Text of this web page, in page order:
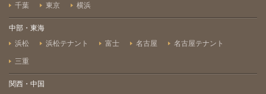
千葉
東京 横浜
中部・東海
浜松
浜松テナント 富士 名古屋 名古屋テナント
三重
関西・中国